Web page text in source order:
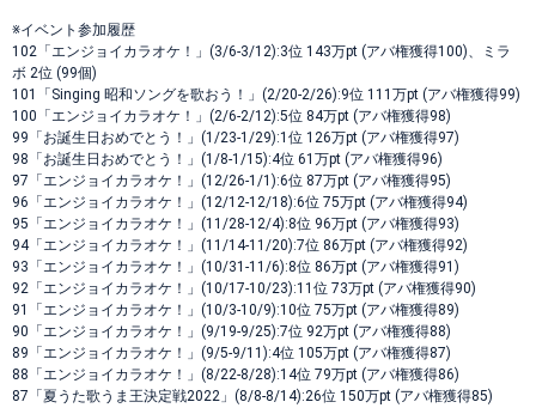
※イベント参加履歴
102「エンジョイカラオケ！」(3/6-3/12):3位 143万pt (アバ権獲得100)、ミラ
ボ 2位 (99個)
101「Singing 昭和ソングを歌おう！」(2/20-2/26):9位 111万pt (アバ権獲得99)
100「エンジョイカラオケ！」(2/6-2/12):5位 84万pt (アバ権獲得98)
99「お誕生日おめでとう！」(1/23-1/29):1位 126万pt (アバ権獲得97)
98「お誕生日おめでとう！」(1/8-1/15):4位 61万pt (アバ権獲得96)
97「エンジョイカラオケ！」(12/26-1/1):6位 87万pt (アバ権獲得95)
96「エンジョイカラオケ！」(12/12-12/18):6位 75万pt (アバ権獲得94)
95「エンジョイカラオケ！」(11/28-12/4):8位 96万pt (アバ権獲得93)
94「エンジョイカラオケ！」(11/14-11/20):7位 86万pt (アバ権獲得92)
93「エンジョイカラオケ！」(10/31-11/6):8位 86万pt (アバ権獲得91)
92「エンジョイカラオケ！」(10/17-10/23):11位 73万pt (アバ権獲得90)
91「エンジョイカラオケ！」(10/3-10/9):10位 75万pt (アバ権獲得89)
90「エンジョイカラオケ！」(9/19-9/25):7位 92万pt (アバ権獲得88)
89「エンジョイカラオケ！」(9/5-9/11):4位 105万pt (アバ権獲得87)
88「エンジョイカラオケ！」(8/22-8/28):14位 79万pt (アバ権獲得86)
87「夏うた歌うま王決定戦2022」(8/8-8/14):26位 150万pt (アバ権獲得85)